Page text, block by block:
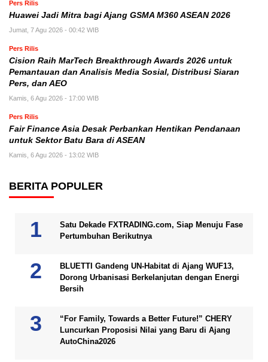
Pers Rilis
Huawei Jadi Mitra bagi Ajang GSMA M360 ASEAN 2026
Jumat, 7 Agu 2026 - 00:42 WIB
Pers Rilis
Cision Raih MarTech Breakthrough Awards 2026 untuk
Pemantauan dan Analisis Media Sosial, Distribusi Siaran
Pers, dan AEO
Kamis, 6 Agu 2026 - 17:00 WIB
Pers Rilis
Fair Finance Asia Desak Perbankan Hentikan Pendanaan
untuk Sektor Batu Bara di ASEAN
Kamis, 6 Agu 2026 - 13:02 WIB
BERITA POPULER
Satu Dekade FXTRADING.com, Siap Menuju Fase
Pertumbuhan Berikutnya
BLUETTI Gandeng UN-Habitat di Ajang WUF13,
Dorong Urbanisasi Berkelanjutan dengan Energi
Bersih
“For Family, Towards a Better Future!” CHERY
Luncurkan Proposisi Nilai yang Baru di Ajang
AutoChina2026